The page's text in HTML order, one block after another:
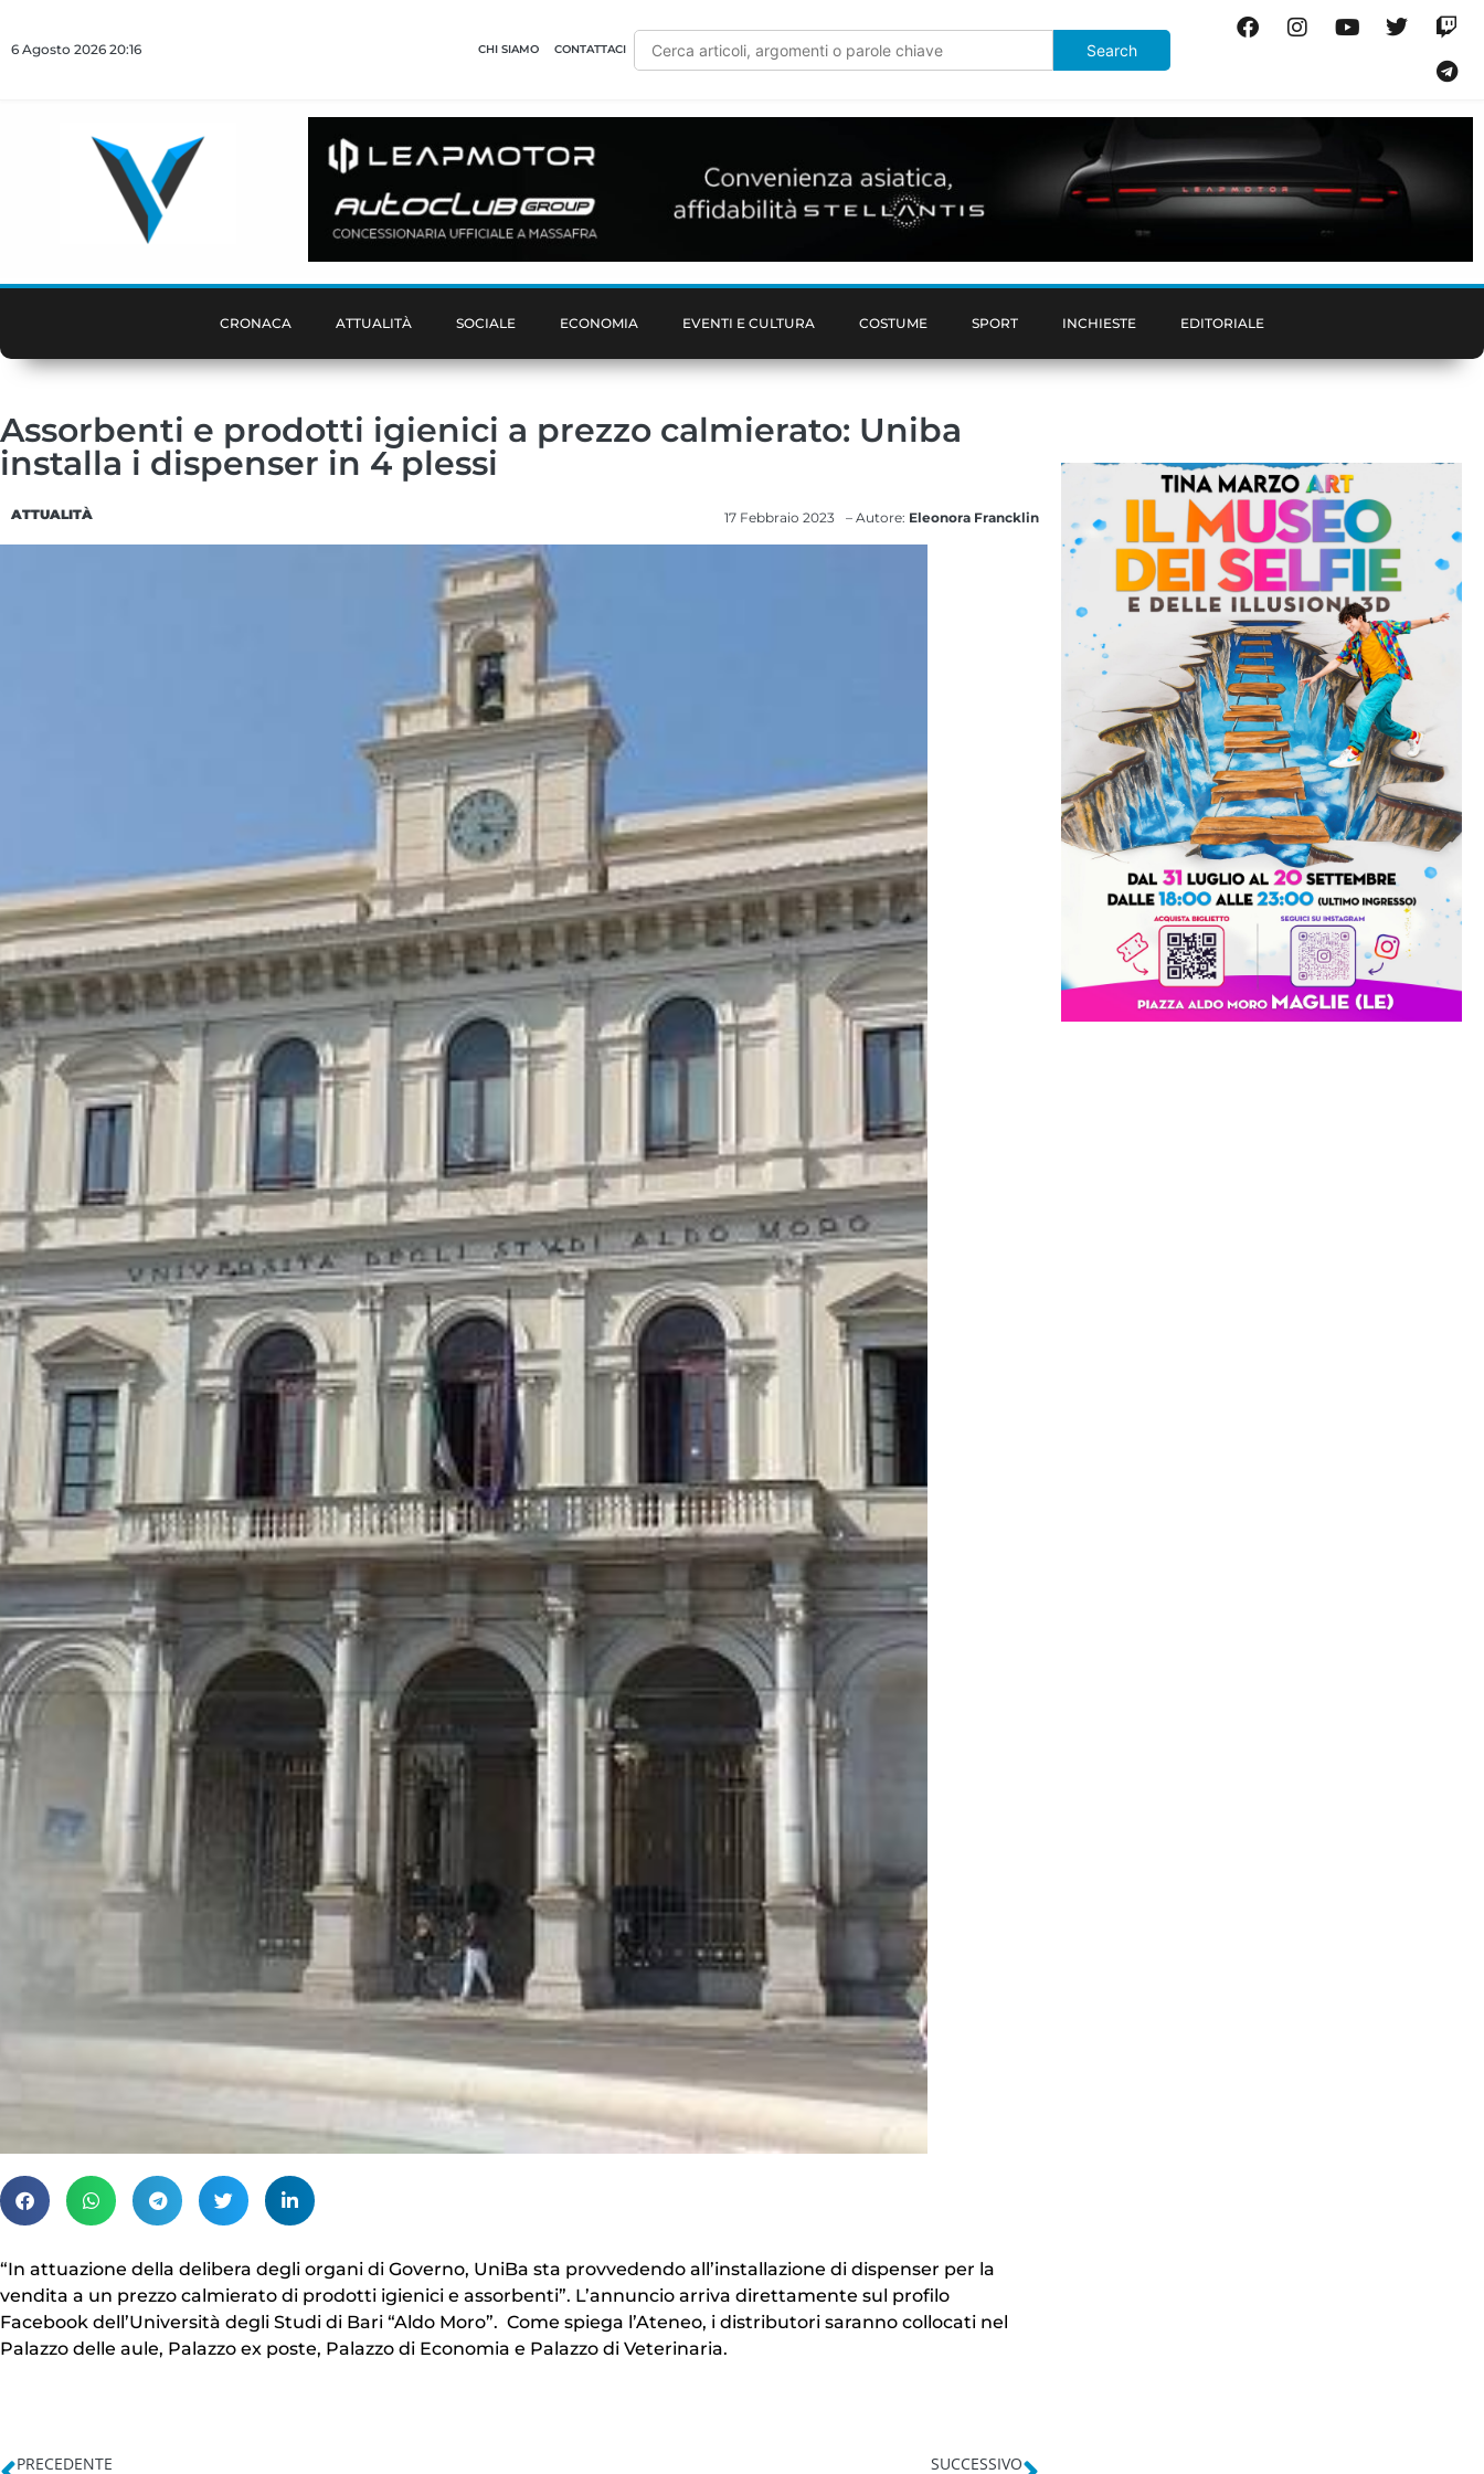
6 Agosto 2026 20:16 CHI SIAMO CONTATTACI
CRONACA ATTUALITÀ SOCIALE ECONOMIA EVENTI E CULTURA COSTUME SPORT INCHIESTE EDITORIALE
Assorbenti e prodotti igienici a prezzo calmierato: Uniba
installa i dispenser in 4 plessi
ATTUALITÀ 17 Febbraio 2023 – Autore: Eleonora Francklin
“In attuazione della delibera degli organi di Governo, UniBa sta provvedendo all’installazione di dispenser per la
vendita a un prezzo calmierato di prodotti igienici e assorbenti”. L’annuncio arriva direttamente sul profilo
Facebook dell’Università degli Studi di Bari “Aldo Moro”. Come spiega l’Ateneo, i distributori saranno collocati nel
Palazzo delle aule, Palazzo ex poste, Palazzo di Economia e Palazzo di Veterinaria.
PRECEDENTE SUCCESSIVO